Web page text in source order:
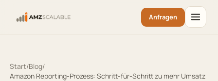
Anfragen
Start/Blog/
Amazon Reporting-Prozess: Schritt-für-Schritt zu mehr Umsatz